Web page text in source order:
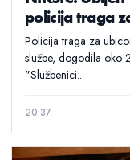
policija traga
Policija traga za
službe, dogodila oko
"Službenici...
20:37